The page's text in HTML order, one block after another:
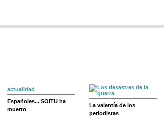
actualidad
Españoles... SOITU ha
muerto
La valentía de los
periodistas